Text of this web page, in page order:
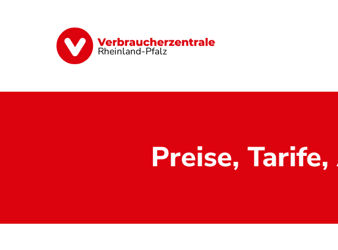
Rheinland-Pfalz
Digitales Finanzen & Versicherung
Preise,